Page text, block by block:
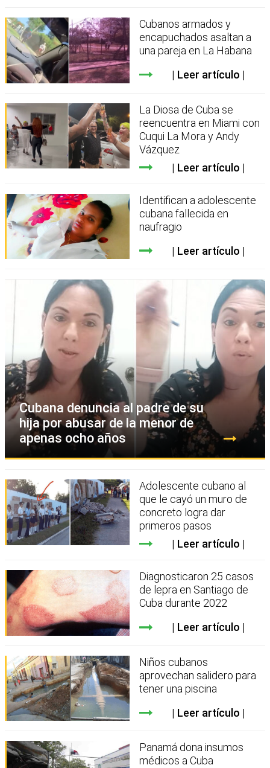
Cubanos armados y
encapuchados asaltan a
una pareja en La Habana
Leer artículo
La Diosa de Cuba se
reencuentra en Miami con
Cuqui La Mora y Andy
Vázquez
Leer artículo
Identifican a adolescente
cubana fallecida en
naufragio
Leer artículo
Cubana denuncia al padre de su
hija por abusar de la menor de
apenas ocho años
Adolescente cubano al
que le cayó un muro de
concreto logra dar
primeros pasos
Leer artículo
Diagnosticaron 25 casos
de lepra en Santiago de
Cuba durante 2022
Leer artículo
Niños cubanos
aprovechan salidero para
tener una piscina
Leer artículo
Panamá dona insumos
médicos a Cuba